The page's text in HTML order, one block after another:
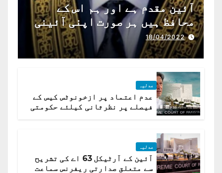
آئین مقدم ہے اور ہم اس کے
محافظ ہیں ہر صورت اپنی آئینی
ذمہ داری ادا کرینگے ، چیف
جسٹس پاکستان
18/04/2022
عدلیہ
عدم اعتماد پر ازخونوٹس کیس کے
فیصلے پر نظرثانی کیلئے حکومتی
عدلیہ
آئین کے آرٹیکل 63 اے کی تشریح
سے متعلق صدارتی ریفرنس سماعت